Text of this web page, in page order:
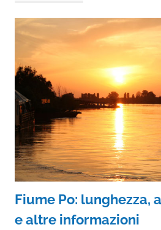
Fiume Po: lunghezza,
e altre informazioni